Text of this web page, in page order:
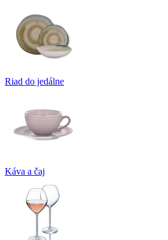
Riad do jedálne
Káva a čaj